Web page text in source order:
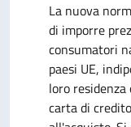
La nuova
di imporre
consumatori
paesi UE,
loro residenza
carta di